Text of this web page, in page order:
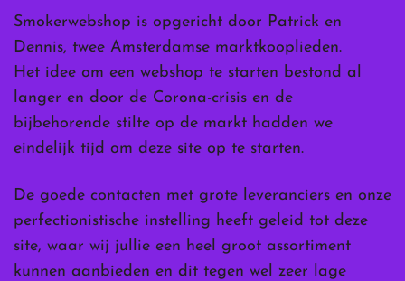
Smokerwebshop is opgericht door Patrick en
Dennis, twee Amsterdamse marktkooplieden.
Het idee om een webshop te starten bestond al
langer en door de Corona-crisis en de
bijbehorende stilte op de markt hadden we
eindelijk tijd om deze site op te starten.
De goede contacten met grote leveranciers en onze
perfectionistische instelling heeft geleid tot deze
site, waar wij jullie een heel groot assortiment
kunnen aanbieden en dit tegen wel zeer lage